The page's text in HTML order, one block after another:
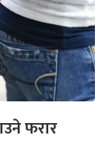
फरार